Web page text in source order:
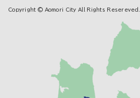
Copyright © Aomori City All Rights Resereved.